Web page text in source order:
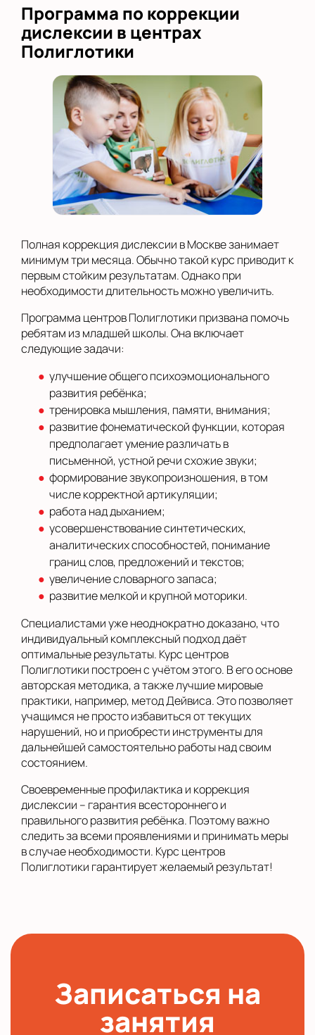
Программа по коррекции
дислексии в центрах
Полиглотики
Полная коррекция дислексии в Москве занимает
минимум три месяца. Обычно такой курс приводит к
первым стойким результатам. Однако при
необходимости длительность можно увеличить.
Программа центров Полиглотики призвана помочь
ребятам из младшей школы. Она включает
следующие задачи:
улучшение общего психоэмоционального
развития ребёнка;
тренировка мышления, памяти, внимания;
развитие фонематической функции, которая
предполагает умение различать в
письменной, устной речи схожие звуки;
формирование звукопроизношения, в том
числе корректной артикуляции;
работа над дыханием;
усовершенствование синтетических,
аналитических способностей, понимание
границ слов, предложений и текстов;
увеличение словарного запаса;
развитие мелкой и крупной моторики.
Специалистами уже неоднократно доказано, что
индивидуальный комплексный подход даёт
оптимальные результаты. Курс центров
Полиглотики построен с учётом этого. В его основе
авторская методика, а также лучшие мировые
практики, например, метод Дейвиса. Это позволяет
учащимся не просто избавиться от текущих
нарушений, но и приобрести инструменты для
дальнейшей самостоятельно работы над своим
состоянием.
Своевременные профилактика и коррекция
дислексии – гарантия всестороннего и
правильного развития ребёнка. Поэтому важно
следить за всеми проявлениями и принимать меры
в случае необходимости. Курс центров
Полиглотики гарантирует желаемый результат!
Записаться на
занятия